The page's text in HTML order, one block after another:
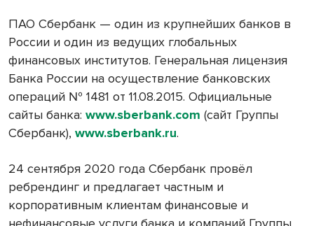
ПАО Сбербанк — один из крупнейших банков в
России и один из ведущих глобальных
финансовых институтов. Генеральная лицензия
Банка России на осуществление банковских
операций № 1481 от 11.08.2015. Официальные
сайты банка: www.sberbank.com (сайт Группы
Сбербанк), www.sberbank.ru.
24 сентября 2020 года Сбербанк провёл
ребрендинг и предлагает частным и
корпоративным клиентам финансовые и
нефинансовые услуги банка и компаний Группы